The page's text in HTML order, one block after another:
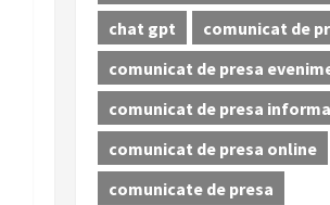
chat gpt
comunicat de
comunicat de presa
comunicat de presa
comunicat de presa online
comunicate de presa